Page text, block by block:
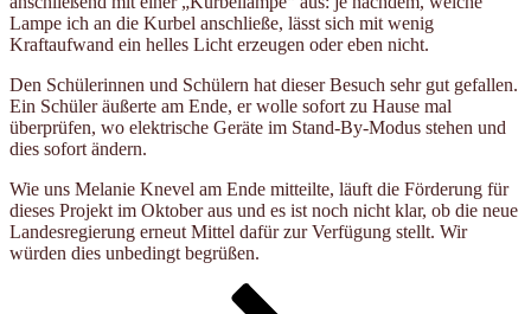
Lampe ich an die Kurbel anschließe, lässt sich mit wenig
Kraftaufwand ein helles Licht erzeugen oder eben nicht.
Den Schülerinnen und Schülern hat dieser Besuch sehr gut gefallen.
Ein Schüler äußerte am Ende, er wolle sofort zu Hause mal
überprüfen, wo elektrische Geräte im Stand-By-Modus stehen und
dies sofort ändern.
Wie uns Melanie Knevel am Ende mitteilte, läuft die Förderung für
dieses Projekt im Oktober aus und es ist noch nicht klar, ob die neue
Landesregierung erneut Mittel dafür zur Verfügung stellt. Wir
würden dies unbedingt begrüßen.
Seitennummerierung